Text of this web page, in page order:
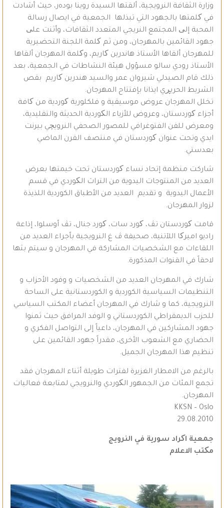
وزارة الثقافة النرويجية، ألقتها السيدة روينا بوده‌ر، حيث أشادت
في کلمتها بالجهود التي تبذلها الجمعية في ايصال رسالة
المحبة إلی المجتمع النريجي المتعدد الثقافات، وأثنت علی
جهود القائمين بالمهرجان، ومن ثم کلمة اللجنة التحضيرية
للمهرجان ألقاها الأستاذ هاندرين کاريم، وکلمة المهرجان ألقاها
الأستاذ رودي سالو مسؤول هيئة النشاطات في الجمعية، بعد
ذلك قام الصيدلي شيروان عمر والسيد هندرين کاريم بقص
الشريط الحريڕي ايذانا بإفتتاح المهرجان.
تخلل المهرجان عروض موسيقية و فلكلورية کوردية من کافة
أجزاء کوردستان، وعروض للأزياء الکوردية الحديثة والتقليدية،
ومعرض للفن الفتوغرافي للمصور الصحفي النرويچي بيرنت
ايدي وتحت عنوان کوردستان في منتصف القرن الماضي
بعدستي.
شاركت منظمة إتحاد نساء کوردستان تحت خيمتها بعرض
العديد من المنتوجات اليدوية من التراث الکوردي في قسم
الأعمال اليدوية و تقديم العديد من الأطباق الكوردية اللذيذة
لزوار المهرجان.
قامت کوردستان تڤ، کورد سات، کورد جنال، تڤ أوسلوا، إذاعة
راديو اميرکا اللآتنية، صحيفة ڤ غ النرويجية بأجراء العديد من
اللقاءات مع الشخصيات المشاركة في المهرجان و سيتم بثها
لاحقاً في القنوات المذكورة.
شارك في المهرجان العديد من الشخصيات و وفود الأحزاب و
التنظيمات السياسية الكوردية و الكوردستانية على الساحة
النرويجية، كما و شارك في المهرجان أعضاء المكتب السياسي
للحزب الديمقراطي الكوردستاني و الوفد المرافق حيث ثمنوا
جهود المشاركين في المهرجان، داعياً إلى التواصل الفكري و
الحضاري مع الشعوب الأخرى، مقدراً جهود القائمين على
تنظيم هذا المهرجان الجميل.
بالرغم من الامطار الغزيرة لفترات طويلة أثناء المهرجان فقد
تجمع المئات من الجمهور الکوردي والنرويجي لمتابعة فعاليات
المهرجان.
KKSN – Oslo
29.08.2010
جمعية اکراد سورية في النرويج
مکتب الاعلام